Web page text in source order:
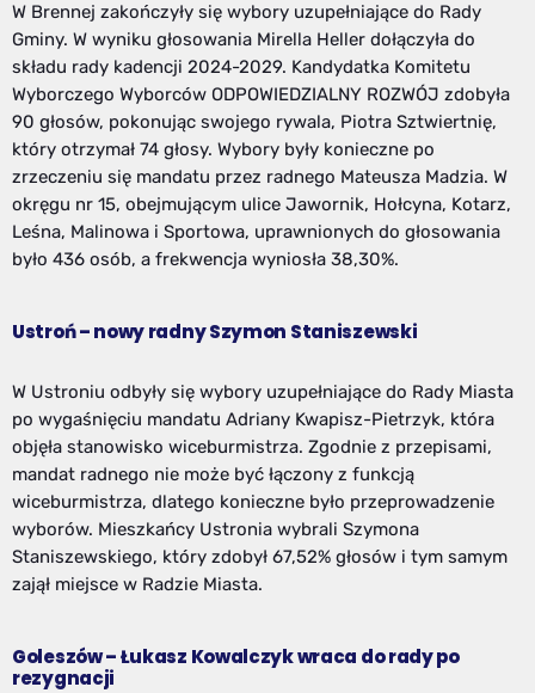
W Brennej zakończyły się wybory uzupełniające do Rady
Gminy. W wyniku głosowania Mirella Heller dołączyła do
składu rady kadencji 2024-2029. Kandydatka Komitetu
Wyborczego Wyborców ODPOWIEDZIALNY ROZWÓJ zdobyła
90 głosów, pokonując swojego rywala, Piotra Sztwiertnię,
który otrzymał 74 głosy. Wybory były konieczne po
zrzeczeniu się mandatu przez radnego Mateusza Madzia. W
okręgu nr 15, obejmującym ulice Jawornik, Hołcyna, Kotarz,
Leśna, Malinowa i Sportowa, uprawnionych do głosowania
było 436 osób, a frekwencja wyniosła 38,30%.
Ustroń – nowy radny Szymon Staniszewski
W Ustroniu odbyły się wybory uzupełniające do Rady Miasta
po wygaśnięciu mandatu Adriany Kwapisz-Pietrzyk, która
objęła stanowisko wiceburmistrza. Zgodnie z przepisami,
mandat radnego nie może być łączony z funkcją
wiceburmistrza, dlatego konieczne było przeprowadzenie
wyborów. Mieszkańcy Ustronia wybrali Szymona
Staniszewskiego, który zdobył 67,52% głosów i tym samym
zajął miejsce w Radzie Miasta.
Goleszów – Łukasz Kowalczyk wraca do rady po
rezygnacji